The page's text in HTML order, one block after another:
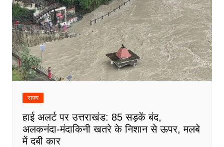
राज्य
हाई अलर्ट पर उत्तराखंड: 85 सड़कें बंद,
अलकनंदा-मंदाकिनी खतरे के निशान से ऊपर, मलबे
में दबी कार